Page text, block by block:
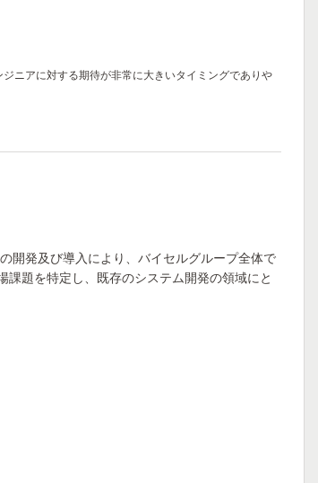
ニアに対する期待が非常に大きいタイミングでありや
開発及び導入により、バイセルグループ全体で
題を特定し、既存のシステム開発の領域にと